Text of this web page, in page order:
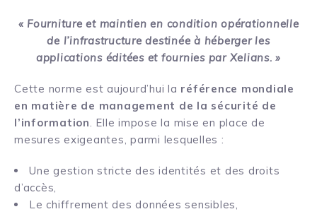
« Fourniture et maintien en condition opérationnelle
de l’infrastructure destinée à héberger les
applications éditées et fournies par Xelians. »
Cette norme est aujourd’hui la référence mondiale
en matière de management de la sécurité de
l’information. Elle impose la mise en place de
mesures exigeantes, parmi lesquelles :
Une gestion stricte des identités et des droits
d’accès,
Le chiffrement des données sensibles,